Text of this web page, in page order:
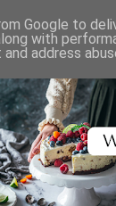
Google to
with
address